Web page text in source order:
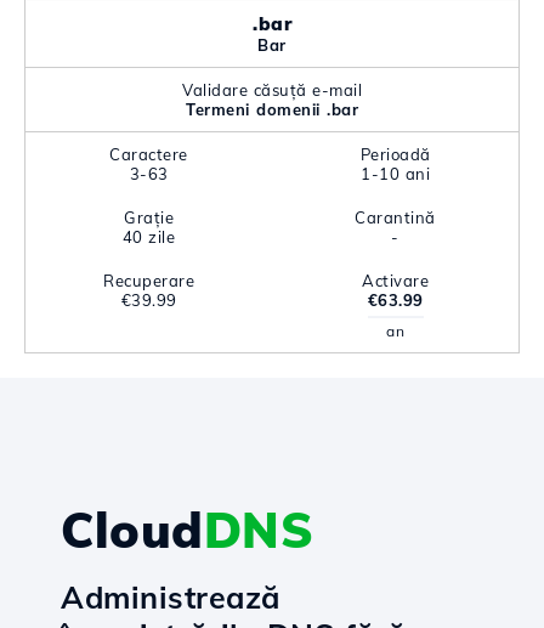
.bar
Bar
Validare căsuță e-mail
Termeni domenii .bar
Caractere
3-63
Perioadă
1-10 ani
Grație
40 zile
Carantină
-
Recuperare
€39.99
Activare
€63.99
an
CloudDNS
Administrează